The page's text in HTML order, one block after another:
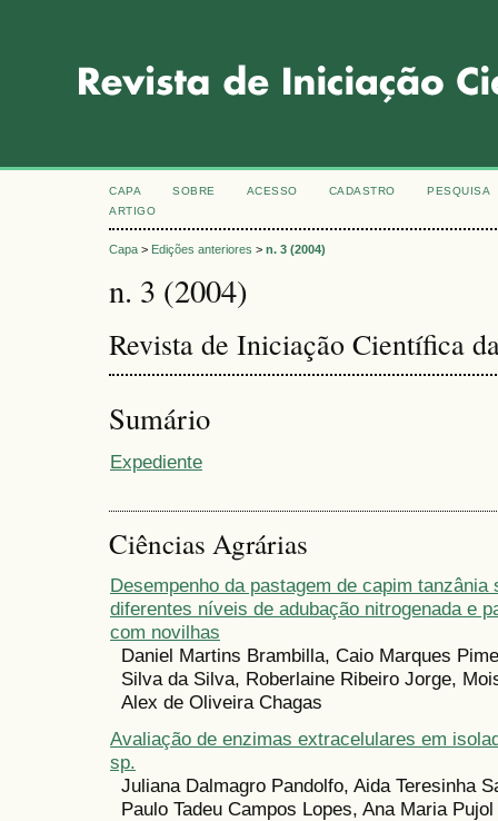
CAPA SOBRE ACESSO CADASTRO
PESQUISA
ARTIGO
Capa > Edições anteriores > n. 3 (2004)
n. 3 (2004)
Revista de Iniciação Científica
Sumário
Expediente
Ciências Agrárias
Desempenho da pastagem de capim tanzânia
diferentes níveis de adubação nitrogenada e
com novilhas
Daniel Martins Brambilla, Caio Marques
Silva da Silva, Roberlaine Ribeiro Jorge,
Alex de Oliveira Chagas
Avaliação de enzimas extracelulares em
sp.
Juliana Dalmagro Pandolfo, Aida Teresinha
Paulo Tadeu Campos Lopes, Ana Maria